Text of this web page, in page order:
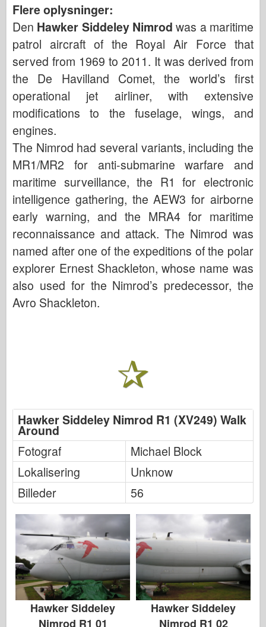
Flere oplysninger:
Den Hawker Siddeley Nimrod was a maritime
patrol aircraft of the Royal Air Force that
served from 1969 to 2011. It was derived from
the De Havilland Comet, the world’s first
operational jet airliner, with extensive
modifications to the fuselage, wings, and
engines.
The Nimrod had several variants, including the
MR1/MR2 for anti-submarine warfare and
maritime surveillance, the R1 for electronic
intelligence gathering, the AEW3 for airborne
early warning, and the MRA4 for maritime
reconnaissance and attack. The Nimrod was
named after one of the expeditions of the polar
explorer Ernest Shackleton, whose name was
also used for the Nimrod’s predecessor, the
Avro Shackleton.
Hawker Siddeley Nimrod R1 (XV249) Walk
Around
Fotograf
Michael Block
Lokalisering
Unknow
Billeder
56
Hawker Siddeley
Nimrod R1 01
Hawker Siddeley
Nimrod R1 02